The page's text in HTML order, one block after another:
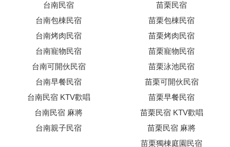
台南民宿
台南包棟民宿
台南烤肉民宿
台南寵物民宿
台南可開伙民宿
台南早餐民宿
台南民宿 KTV歡唱
台南民宿 麻將
台南親子民宿
苗栗民宿
苗栗包棟民宿
苗栗烤肉民宿
苗栗寵物民宿
苗栗泳池民宿
苗栗可開伙民宿
苗栗早餐民宿
苗栗民宿 KTV歡唱
苗栗民宿 麻將
苗栗獨棟庭園民宿